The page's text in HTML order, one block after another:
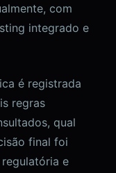
com
integrado e
é registrada
regras
qual
final foi
e